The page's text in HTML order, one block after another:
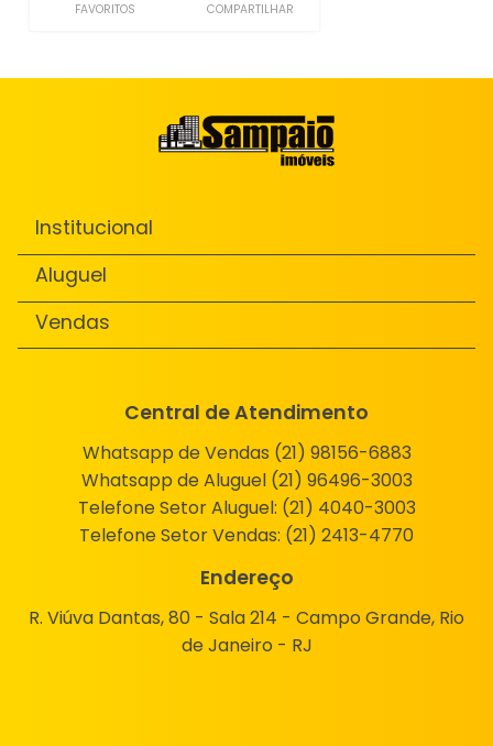
FAVORITOS COMPARTILHAR
Institucional
Aluguel
Vendas
Central de Atendimento
Whatsapp de Vendas (21) 98156-6883
Whatsapp de Aluguel (21) 96496-3003
Telefone Setor Aluguel: (21) 4040-3003
Telefone Setor Vendas: (21) 2413-4770
Endereço
R. Viúva Dantas, 80 - Sala 214 - Campo Grande, Rio
de Janeiro - RJ